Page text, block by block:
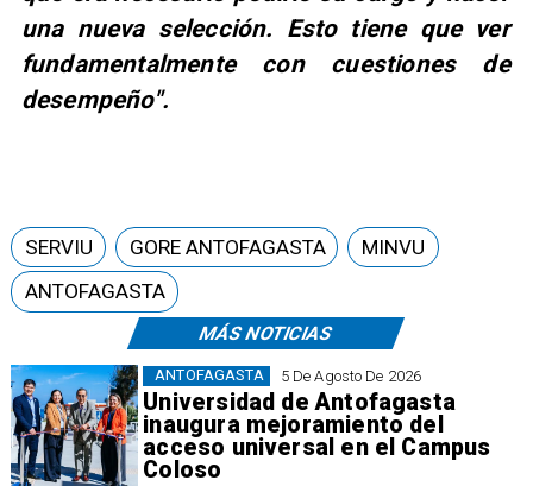
una nueva selección. Esto tiene que ver
fundamentalmente con cuestiones de
desempeño".
MÁS NOTICIAS
5 De Agosto De 2026
Universidad de Antofagasta
inaugura mejoramiento del
acceso universal en el Campus
Coloso
ANTOFAGASTA
SERVIU GORE ANTOFAGASTA
MINVU
ANTOFAGASTA